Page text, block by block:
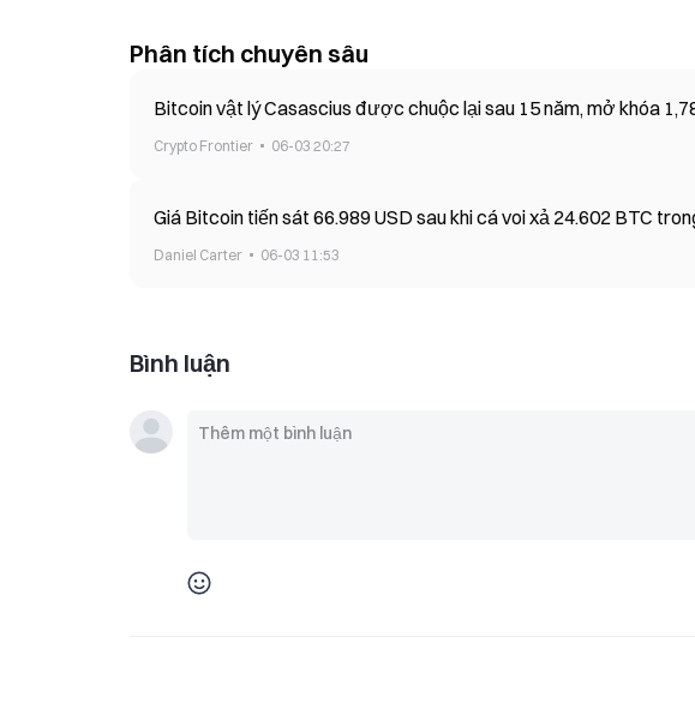
Phân tích chuyên sâu
Bitcoin vật lý Casascius được chuộc lại sau 15 năm, mở khóa
Crypto Frontier 06-03 20:27
Giá Bitcoin tiến sát 66.989 USD sau khi cá voi xả 24.602 BTC
Daniel Carter 06-03 11:53
Bình luận